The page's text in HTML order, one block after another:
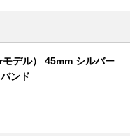
デル） 45mm シルバー
ンド